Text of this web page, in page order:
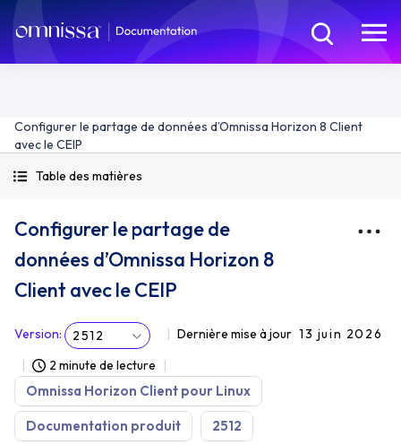
Configurer le partage de données d’Omnissa Horizon 8 Client
avec le CEIP
Table des matières
Configurer le partage de
données d’Omnissa Horizon 8
Client avec le CEIP
Version: 2512 Dernière mise à jour 13 juin 2026
2 minute de lecture
Omnissa Horizon Client pour Linux
Documentation produit 2512